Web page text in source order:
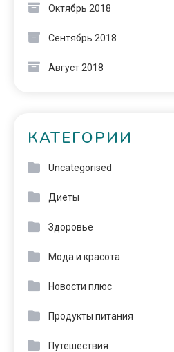
Октябрь 2018
Сентябрь 2018
Август 2018
КАТЕГОРИИ
Uncategorised
Диеты
Здоровье
Мода и красота
Новости плюс
Продукты питания
Путешествия